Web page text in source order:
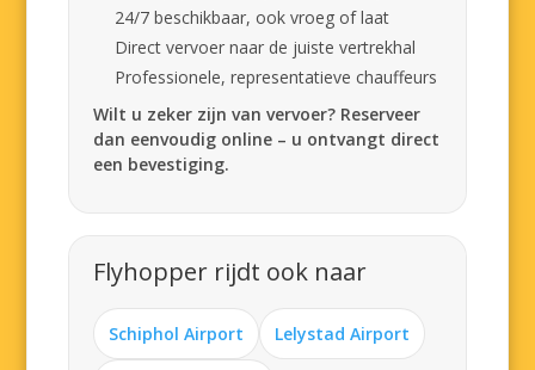
24/7 beschikbaar, ook vroeg of laat
Direct vervoer naar de juiste vertrekhal
Professionele, representatieve chauffeurs
Wilt u zeker zijn van vervoer? Reserveer
dan eenvoudig online – u ontvangt direct
een bevestiging.
Flyhopper rijdt ook naar
Schiphol Airport Lelystad Airport